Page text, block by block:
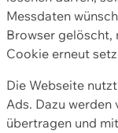
Messdaten
Browser gelöscht,
Cookie erneut
Die Webseite
Ads. Dazu
übertragen und